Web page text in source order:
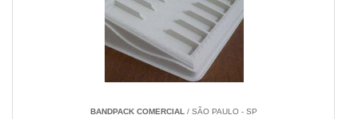
BANDPACK COMERCIAL/ SÃO PAULO - SP